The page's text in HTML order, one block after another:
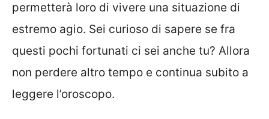
permetterà loro di vivere una situazione di
estremo agio. Sei curioso di sapere se fra
questi pochi fortunati ci sei anche tu? Allora
non perdere altro tempo e continua subito a
leggere l’oroscopo.